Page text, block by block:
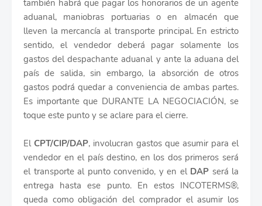
también habrá que pagar los honorarios de un agente
aduanal, maniobras portuarias o en almacén que
lleven la mercancía al transporte principal. En estricto
sentido, el vendedor deberá pagar solamente los
gastos del despachante aduanal y ante la aduana del
país de salida, sin embargo, la absorción de otros
gastos podrá quedar a conveniencia de ambas partes.
Es importante que DURANTE LA NEGOCIACIÓN, se
toque este punto y se aclare para el cierre.
El CPT/CIP/DAP, involucran gastos que asumir para el
vendedor en el país destino, en los dos primeros será
el transporte al punto convenido, y en el DAP será la
entrega hasta ese punto. En estos INCOTERMS®,
queda como obligación del comprador el asumir los